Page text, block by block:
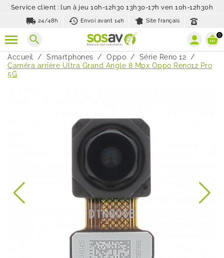
Service client : lun à jeu 10h-12h30 13h30-17h ven 10h-12h30h
local_shipping 24/48h history_toggle_off
Envoi avant 14h Site français
search 0
Accueil Smartphones Oppo
Série Reno 12
Caméra arrière Ultra Grand Angle 8 Mpx Oppo Reno12 Pro
5G